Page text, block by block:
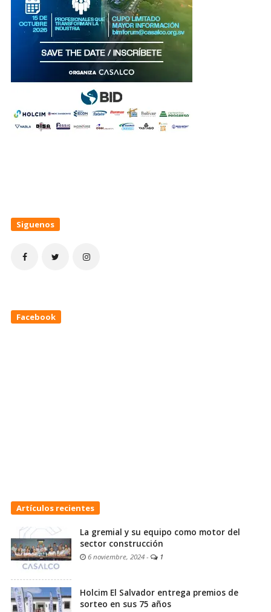
Siguenos
Facebook
Artículos recientes
La gremial y su equipo como motor del
sector construcción
6 noviembre, 2024 - 1
Holcim El Salvador entrega premios de
sorteo en sus 75 años